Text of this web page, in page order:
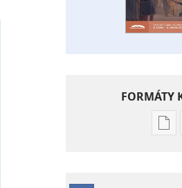
FORMÁTY